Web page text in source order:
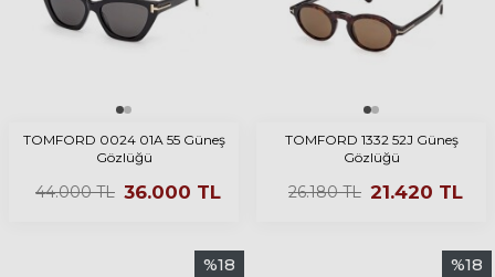
TOMFORD 0024 01A 55 Güneş
Gözlüğü
44.000TL 36.000 TL
TOMFORD 1332 52J Güneş
Gözlüğü
26.180TL 21.420 TL
%18 %18